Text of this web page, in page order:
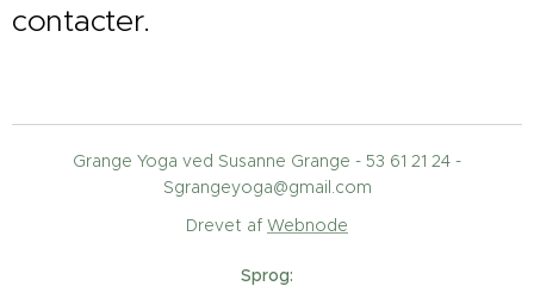
contacter.
Grange Yoga ved Susanne Grange - 53 61 21 24 -
Sgrangeyoga@gmail.com
Drevet af Webnode
Sprog